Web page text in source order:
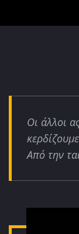
Οι άλλοι
Από την